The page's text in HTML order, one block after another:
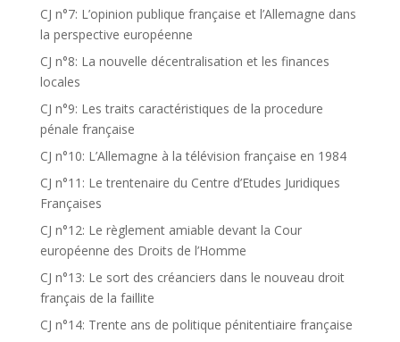
CJ n°7: L’opinion publique française et l’Allemagne dans
la perspective européenne
CJ n°8: La nouvelle décentralisation et les finances
locales
CJ n°9: Les traits caractéristiques de la procedure
pénale française
CJ n°10: L’Allemagne à la télévision française en 1984
CJ n°11: Le trentenaire du Centre d’Etudes Juridiques
Françaises
CJ n°12: Le règlement amiable devant la Cour
européenne des Droits de l’Homme
CJ n°13: Le sort des créanciers dans le nouveau droit
français de la faillite
CJ n°14: Trente ans de politique pénitentiaire française